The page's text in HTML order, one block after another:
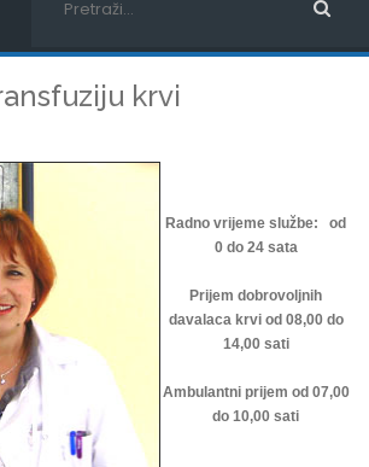
krvi
Radno vrijeme službe: od
0 do 24 sata
Prijem dobrovoljnih
davalaca krvi od 08,00 do
14,00 sati
Ambulantni prijem od 07,00
do 10,00 sati